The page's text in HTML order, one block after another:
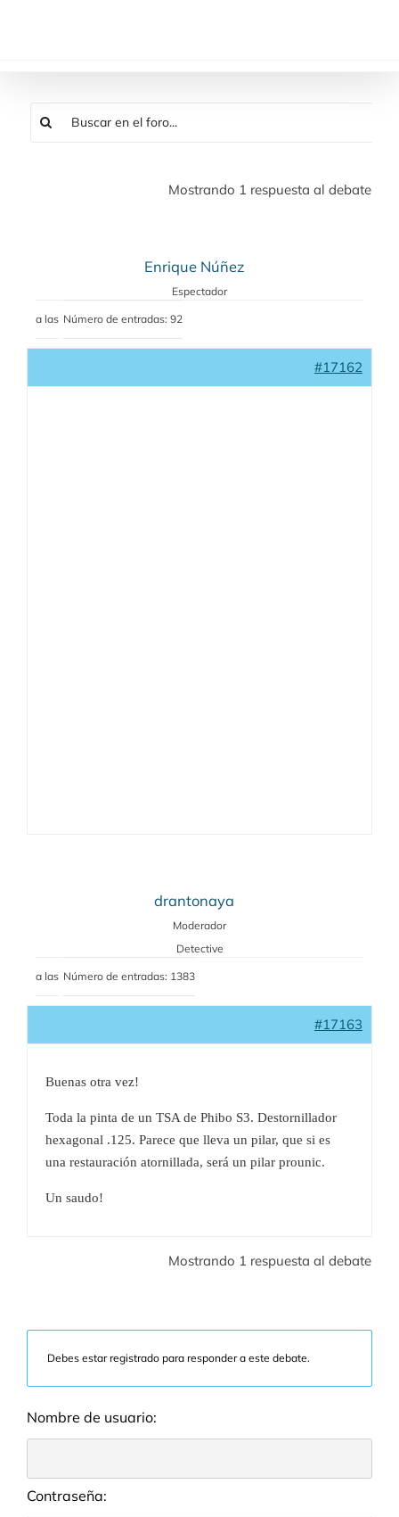
Mostrando 1 respuesta al debate
Enrique Núñez
Espectador
a las Número de entradas: 92
#17162
drantonaya
Moderador
Detective
a las Número de entradas: 1383
#17163
Buenas otra vez!
Toda la pinta de un TSA de Phibo S3. Destornillador
hexagonal .125. Parece que lleva un pilar, que si es
una restauración atornillada, será un pilar prounic.
Un saudo!
Mostrando 1 respuesta al debate
Debes estar registrado para responder a este debate.
Nombre de usuario:
Contraseña: